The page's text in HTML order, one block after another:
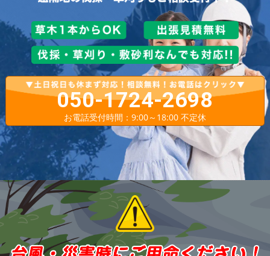
050-1724-2698
お電話受付時間：9:00～18:00 不定休